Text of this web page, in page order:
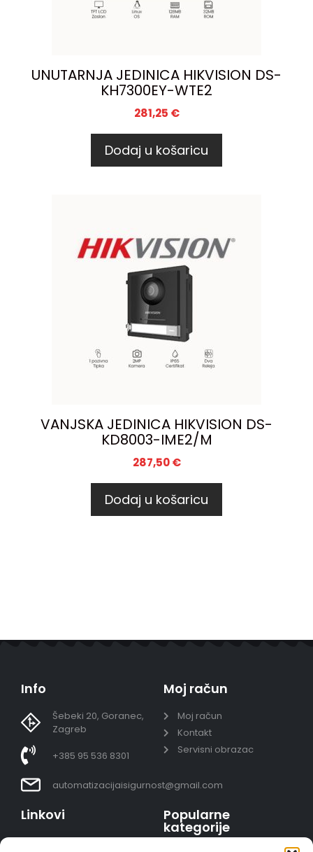
UNUTARNJA JEDINICA HIKVISION DS-
KH7300EY-WTE2
281,25 €
Dodaj u košaricu
VANJSKA JEDINICA HIKVISION DS-
KD8003-IME2/M
287,50€
Dodaj u košaricu
Info
Šebeki 20, Goranec,
Zagreb
+385 95 536 8301
automatizacijaisigurnost@gmail.com
Moj račun
Moj račun
Kontakt
Servisni obrazac
Linkovi Popularne
kategorije